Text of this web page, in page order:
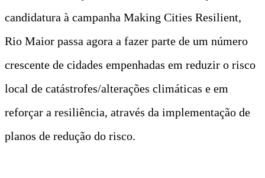
candidatura à campanha Making Cities Resilient,
Rio Maior passa agora a fazer parte de um número
crescente de cidades empenhadas em reduzir o risco
local de catástrofes/alterações climáticas e em
reforçar a resiliência, através da implementação de
planos de redução do risco.